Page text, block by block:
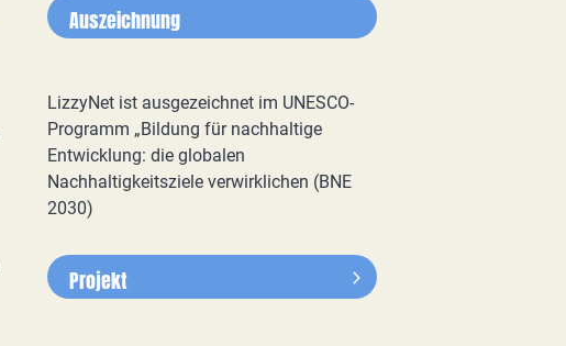
Auszeichnung
LizzyNet ist ausgezeichnet im UNESCO-
Programm „Bildung für nachhaltige
Entwicklung: die globalen
Nachhaltigkeitsziele verwirklichen (BNE
2030)
Projekt